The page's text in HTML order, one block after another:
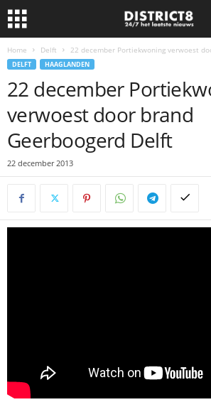
Home Delft 22 december Portiekwoning verwoest
DELFT HAAGLANDEN
22 december
verwoest door brand
Geerboogerd Delft
22 december 2013